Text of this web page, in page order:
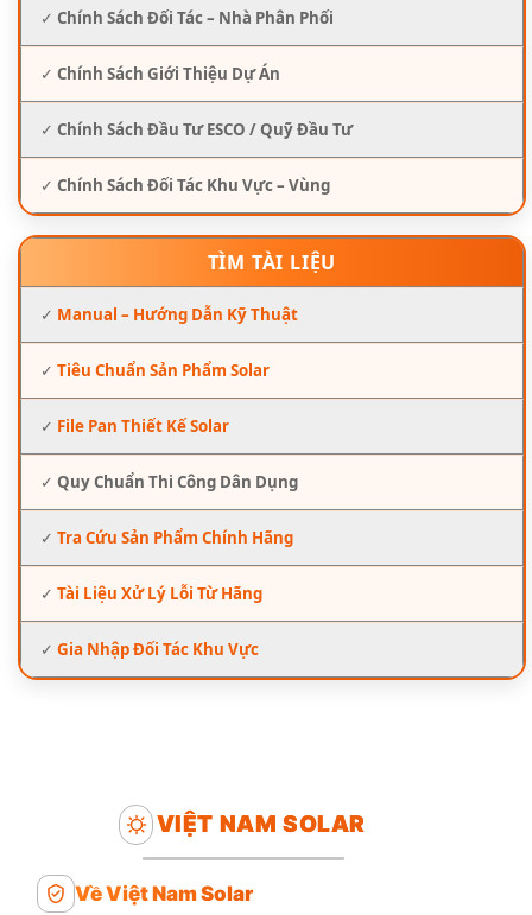
✓ Chính Sách Đối Tác – Nhà Phân Phối
✓ Chính Sách Giới Thiệu Dự Án
✓ Chính Sách Đầu Tư ESCO / Quỹ Đầu Tư
✓ Chính Sách Đối Tác Khu Vực – Vùng
TÌM TÀI LIỆU
✓ Manual – Hướng Dẫn Kỹ Thuật
✓ Tiêu Chuẩn Sản Phẩm Solar
✓ File Pan Thiết Kế Solar
✓ Quy Chuẩn Thi Công Dân Dụng
✓ Tra Cứu Sản Phẩm Chính Hãng
✓ Tài Liệu Xử Lý Lỗi Từ Hãng
✓ Gia Nhập Đối Tác Khu Vực
VIỆT NAM SOLAR
Về Việt Nam Solar